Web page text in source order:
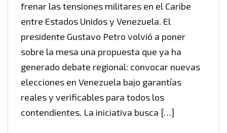
frenar las tensiones militares en el Caribe
entre Estados Unidos y Venezuela. El
presidente Gustavo Petro volvió a poner
sobre la mesa una propuesta que ya ha
generado debate regional: convocar nuevas
elecciones en Venezuela bajo garantías
reales y verificables para todos los
contendientes. La iniciativa busca […]